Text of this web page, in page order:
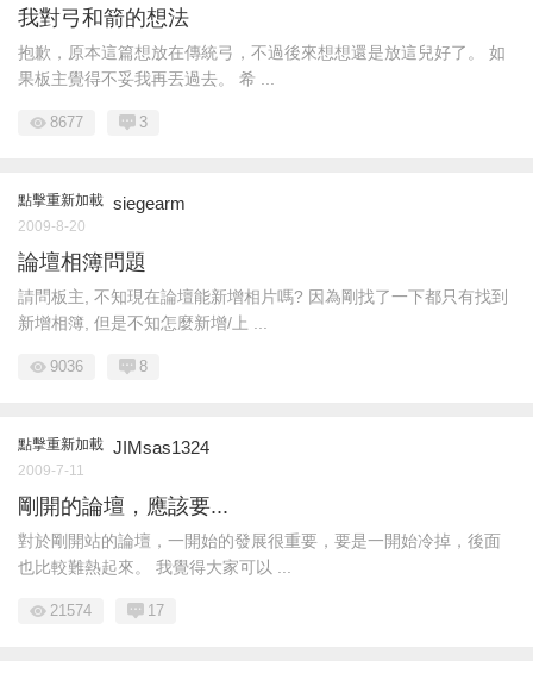
我對弓和箭的想法
抱歉，原本這篇想放在傳統弓，不過後來想想還是放這兒好了。 如
果板主覺得不妥我再丟過去。 希 ...
8677 3
點擊重新加載 siegearm
2009-8-20
論壇相簿問題
請問板主, 不知現在論壇能新增相片嗎? 因為剛找了一下都只有找到
新增相簿, 但是不知怎麼新增/上 ...
9036 8
點擊重新加載 JIMsas1324
2009-7-11
剛開的論壇，應該要...
對於剛開站的論壇，一開始的發展很重要，要是一開始冷掉，後面
也比較難熱起來。 我覺得大家可以 ...
21574 17